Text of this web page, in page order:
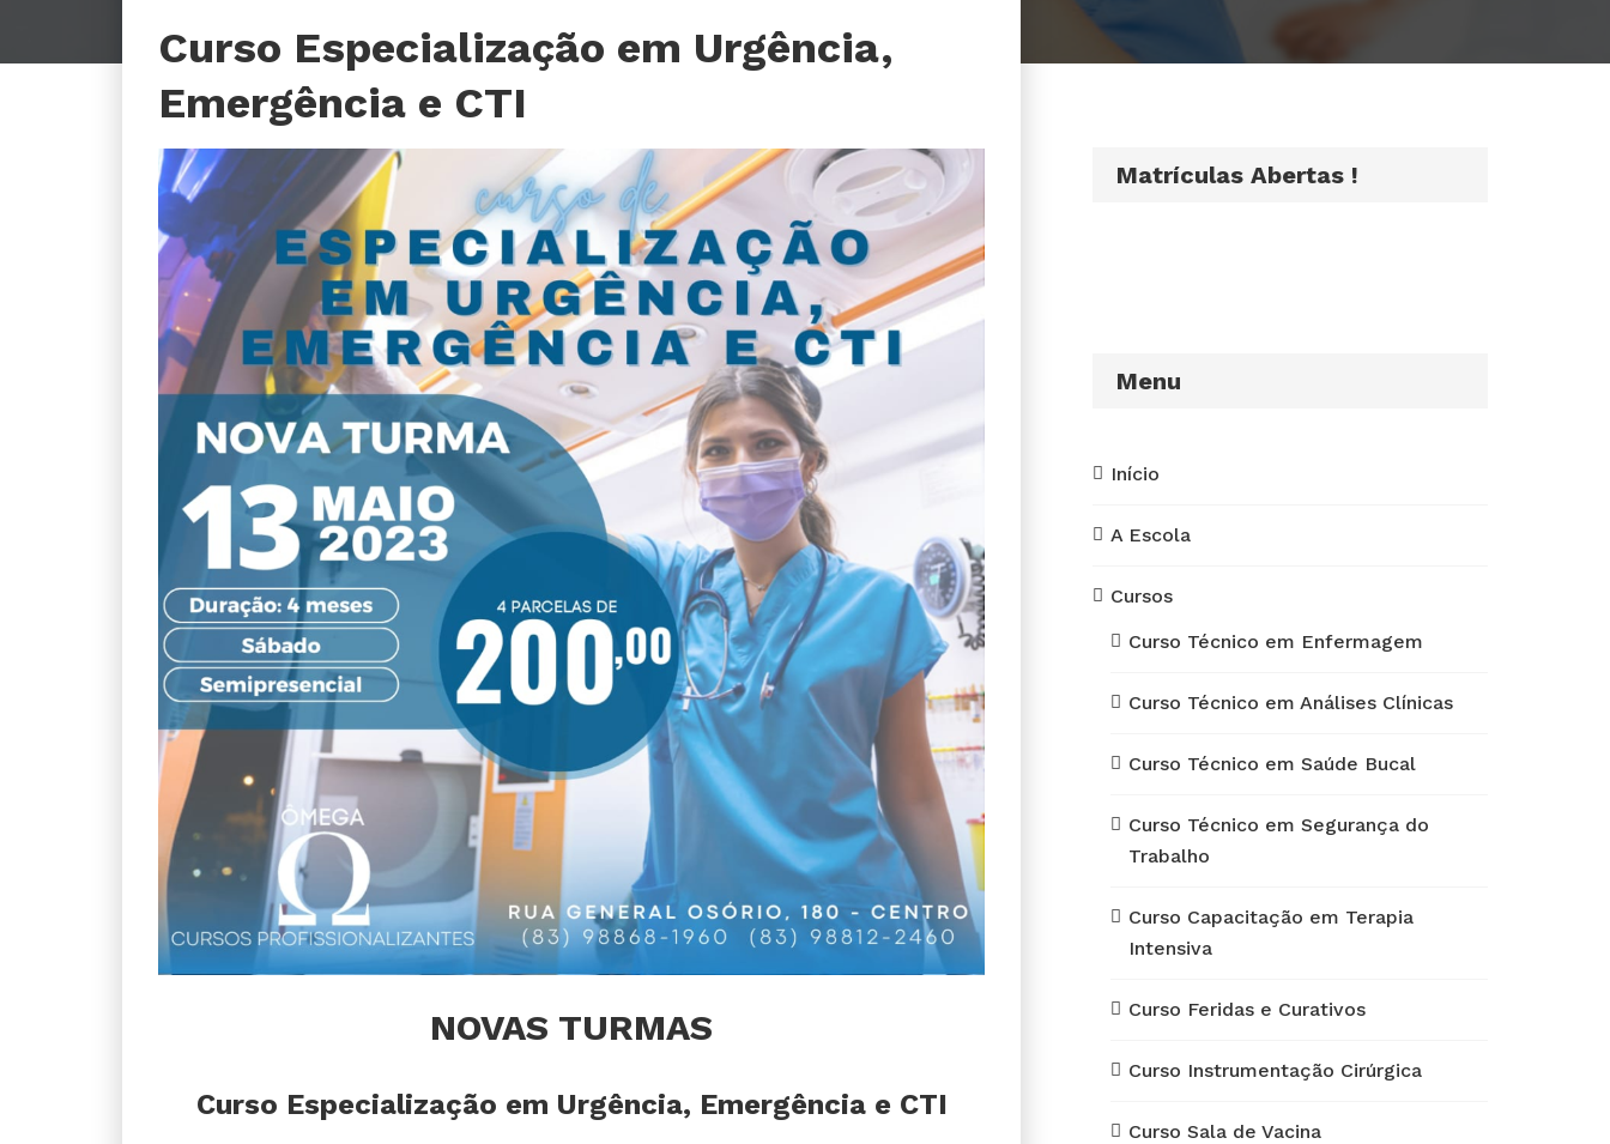
Curso Especialização em Urgência,
Emergência e CTI
NOVAS TURMAS
Curso Especialização em Urgência, Emergência e CTI
Matrículas Abertas !
Menu
Início
A Escola
Cursos
Curso Técnico em Enfermagem
Curso Técnico em Análises Clínicas
Curso Técnico em Saúde Bucal
Curso Técnico em Segurança do
Trabalho
Curso Capacitação em Terapia
Intensiva
Curso Feridas e Curativos
Curso Instrumentação Cirúrgica
Curso Sala de Vacina